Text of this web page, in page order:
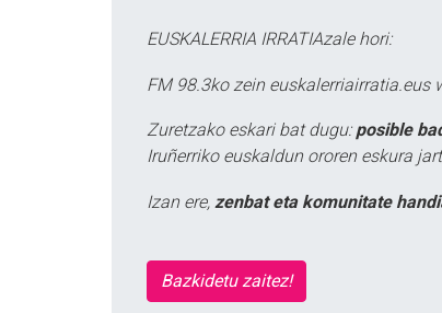
EUSKALERRIA IRRATIAzale hori:
FM 98.3ko zein euskalerriairratia.eus
Zuretzako eskari bat dugu: posible
Iruñerriko euskaldun ororen eskura
Izan ere, zenbat eta komunitate
Bazkidetu zaitez!